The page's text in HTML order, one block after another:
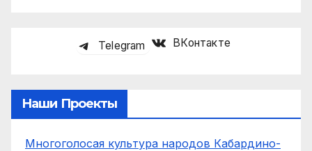
Telegram ВКонтакте
Наши Проекты
Многоголосая культура народов Кабардино-